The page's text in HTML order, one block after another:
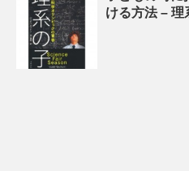
ける方法 – 理